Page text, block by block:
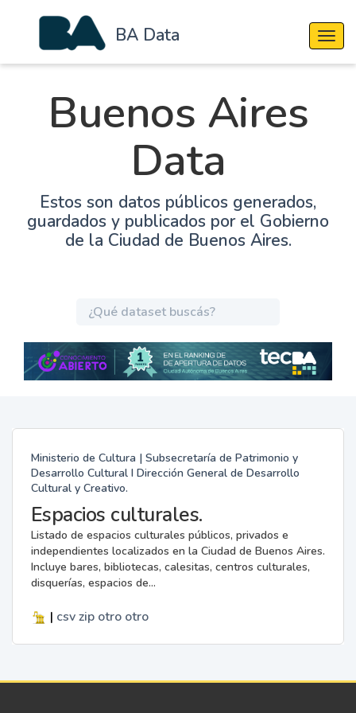
BA Data
Buenos Aires
Data
Estos son datos públicos generados,
guardados y publicados por el Gobierno
de la Ciudad de Buenos Aires.
Ministerio de Cultura | Subsecretaría de Patrimonio y
Desarrollo Cultural I Dirección General de Desarrollo
Cultural y Creativo.
Espacios culturales.
Listado de espacios culturales públicos, privados e
independientes localizados en la Ciudad de Buenos Aires.
Incluye bares, bibliotecas, calesitas, centros culturales,
disquerías, espacios de...
| csv zip otro otro